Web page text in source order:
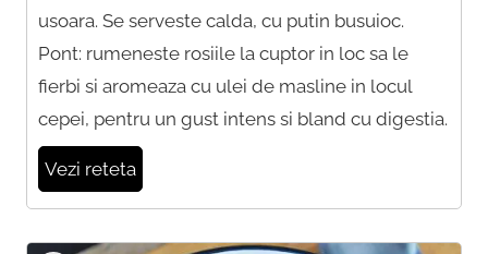
usoara. Se serveste calda, cu putin busuioc.
Pont: rumeneste rosiile la cuptor in loc sa le
fierbi si aromeaza cu ulei de masline in locul
cepei, pentru un gust intens si bland cu digestia.
Vezi reteta